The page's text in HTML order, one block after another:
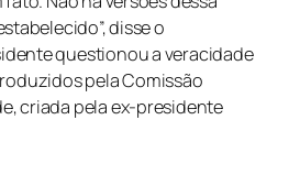
disse o
questionou a veracidade
pela Comissão
criada pela ex-presidente